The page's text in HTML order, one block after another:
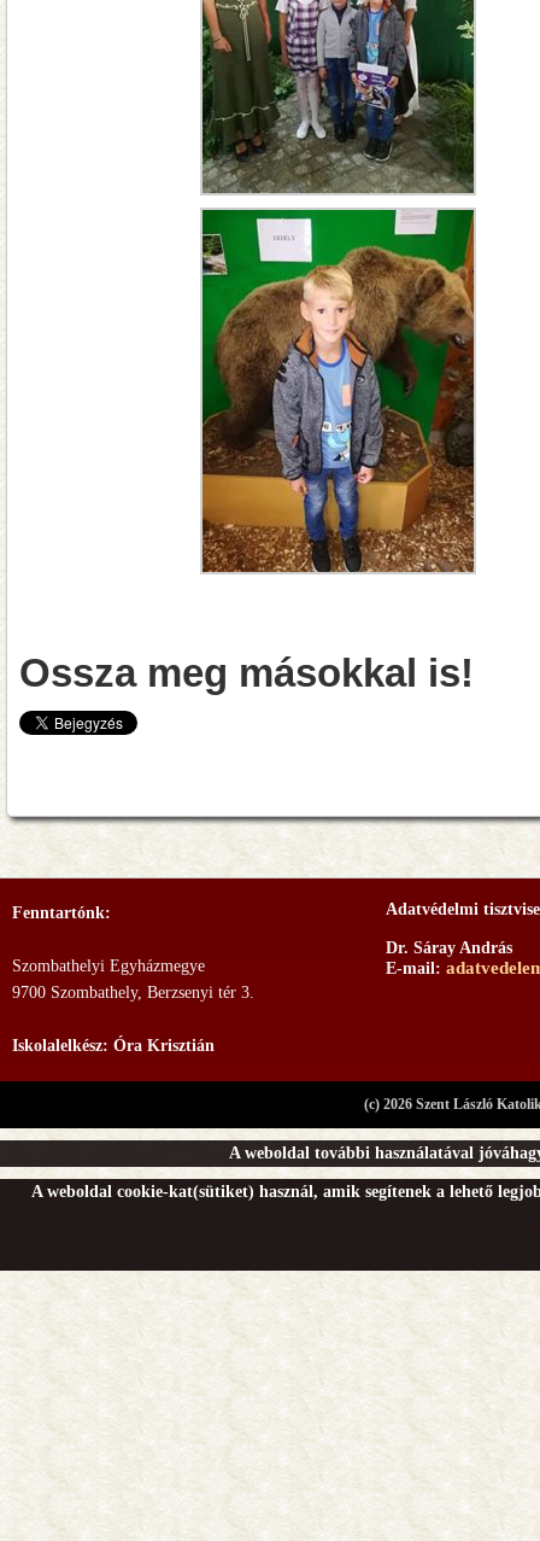
Ossza meg másokkal is!
Fenntartónk:
Szombathelyi Egyházmegye
9700 Szombathely, Berzsenyi tér 3.
Iskolalelkész: Óra Krisztián
Adatvédelmi
Dr. Sáray András
E-mail:
(c) 2026 Szent László
A weboldal további használatával
A weboldal cookie-kat(sütiket) használ, amik segítenek a lehető